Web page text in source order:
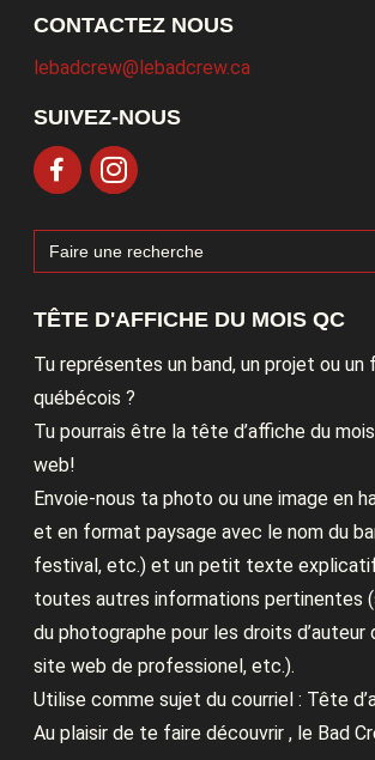
CONTACTEZ NOUS
lebadcrew@lebadcrew.ca
SUIVEZ-NOUS
Search
for:
TÊTE D'AFFICHE DU MOIS QC
Tu représentes un band, un projet ou un
québécois ?
Tu pourrais être la tête d’affiche du
web!
Envoie-nous ta photo ou une image en
et en format paysage avec le nom du
festival, etc.) et un petit texte
toutes autres informations pertinentes
du photographe pour les droits d’auteur
site web de professionel, etc.).
Utilise comme sujet du courriel : Tête
Au plaisir de te faire découvrir , le Bad